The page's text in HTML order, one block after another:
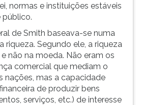
normas e instituições estáveis
público.
de Smith baseava-se numa
riqueza. Segundo ele, a riqueza
não na moeda. Não eram os
comercial que mediam o
nações, mas a capacidade
de produzir bens
serviços, etc.) de interesse